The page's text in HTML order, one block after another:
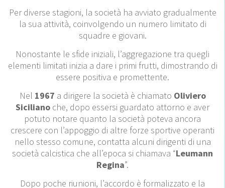
Per diverse stagioni, la società ha avviato gradualmente
la sua attività, coinvolgendo un numero limitato di
squadre e giovani.
Nonostante le sfide iniziali, l’aggregazione tra quegli
elementi limitati inizia a dare i primi frutti, dimostrando di
essere positiva e promettente.
Nel 1967 a dirigere la società è chiamato Oliviero
Siciliano che, dopo essersi guardato attorno e aver
potuto notare quanto la società poteva ancora
crescere con l’appoggio di altre forze sportive operanti
nello stesso comune, contatta alcuni dirigenti di una
società calcistica che all’epoca si chiamava “Leumann
Regina”.
Dopo poche riunioni, l’accordo è formalizzato e la